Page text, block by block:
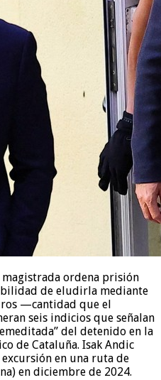
magistrada ordena prisión
de eludirla mediante
—cantidad que el
seis indicios que señalan
del detenido en la
de Cataluña. Isak Andic
en una ruta de
en diciembre de 2024.